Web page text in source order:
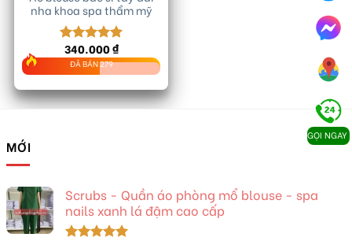
nha khoa spa thẩm mỹ
Được xếp
hạng5.00
5 sao
340.000₫
ĐÃ BÁN 279
MỚI
Scrubs - Quần áo phòng mổ blouse - spa
nails xanh lá đậm cao cấp
GỌI NGAY